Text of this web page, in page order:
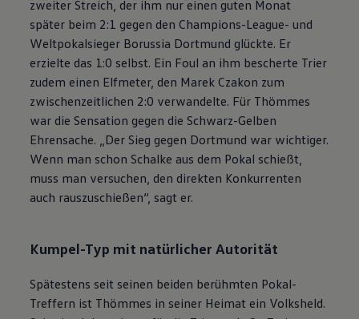
zweiter Streich, der ihm nur einen guten Monat
später beim 2:1 gegen den Champions-League- und
Weltpokalsieger Borussia Dortmund glückte. Er
erzielte das 1:0 selbst. Ein Foul an ihm bescherte Trier
zudem einen Elfmeter, den Marek Czakon zum
zwischenzeitlichen 2:0 verwandelte. Für Thömmes
war die Sensation gegen die Schwarz-Gelben
Ehrensache. „Der Sieg gegen Dortmund war wichtiger.
Wenn man schon Schalke aus dem Pokal schießt,
muss man versuchen, den direkten Konkurrenten
auch rauszuschießen“, sagt er.
Kumpel-Typ mit natürlicher Autorität
Spätestens seit seinen beiden berühmten Pokal-
Treffern ist Thömmes in seiner Heimat ein Volksheld.